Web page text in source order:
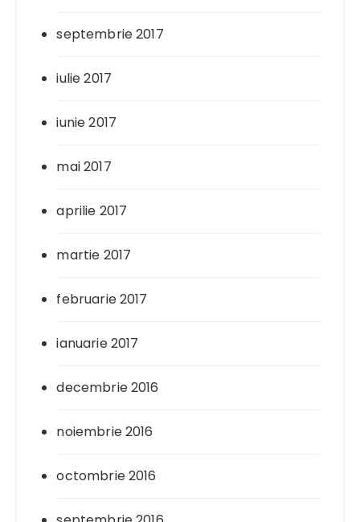
septembrie 2017
iulie 2017
iunie 2017
mai 2017
aprilie 2017
martie 2017
februarie 2017
ianuarie 2017
decembrie 2016
noiembrie 2016
octombrie 2016